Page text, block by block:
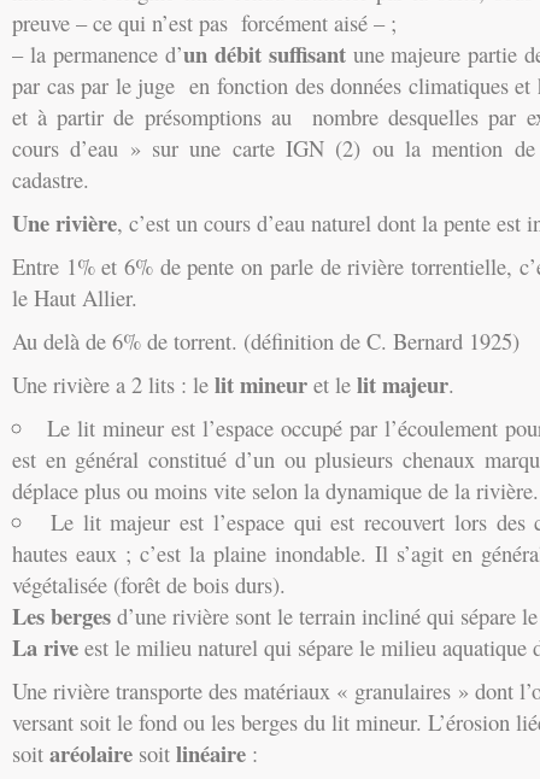
preuve – ce qui n’est pas forcément aisé – ;
– la permanence d’un débit suffisantune majeure partie
par cas par le juge en fonction des données climatiques
et à partir de présomptions au nombre desquelles par
cours d’eau » sur une carte IGN (2) ou la mention
cadastre.
Une rivière, c’est un cours d’eau naturel dont la pente est
Entre 1% et 6% de pente on parle de rivière torrentielle,
le Haut Allier.
Au delà de 6% de torrent. (définition de C. Bernard 1925)
Une rivière a 2 lits : le lit mineur et le lit majeur.
Le lit mineur est l’espace occupé par l’écoulement
est en général constitué d’un ou plusieurs chenaux
déplace plus ou moins vite selon la dynamique de la rivière.
Le lit majeur est l’espace qui est recouvert lors des
hautes eaux ; c’est la plaine inondable. Il s’agit en
végétalisée (forêt de bois durs).
Les berges d’une rivière sont le terrain incliné qui sépare
La rive est le milieu naturel qui sépare le milieu aquatique
Une rivière transporte des matériaux « granulaires » dont
versant soit le fond ou les berges du lit mineur. L’érosion
soit aréolaire soit linéaire :